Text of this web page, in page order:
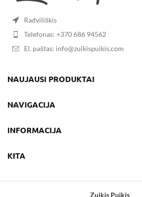
Radviliškis
Telefonas: +370 686 94562
El. paštas: info@zuikispuikis.com
NAUJAUSI PRODUKTAI
NAVIGACIJA
INFORMACIJA
KITA
Zuikis Puikis